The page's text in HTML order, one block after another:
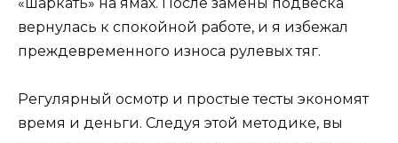
вернулась к спокойной работе, и я избежал
преждевременного износа рулевых тяг.
Регулярный осмотр и простые тесты экономят
время и деньги. Следуя этой методике, вы